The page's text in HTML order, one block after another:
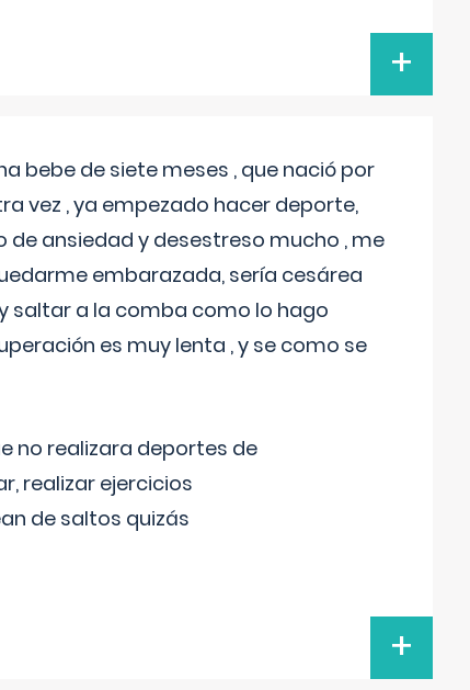
+
bebe de siete meses , que nació por
vez , ya empezado hacer deporte,
ansiedad y desestreso mucho , me
embarazada, sería cesárea
saltar a la comba como lo hago
es muy lenta , y se como se
no realizara deportes de
realizar ejercicios
de saltos quizás
+